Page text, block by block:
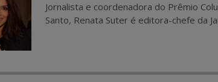
Jornalista e coordenadora do Prêmio
Santo, Renata Suter é editora-chefe da